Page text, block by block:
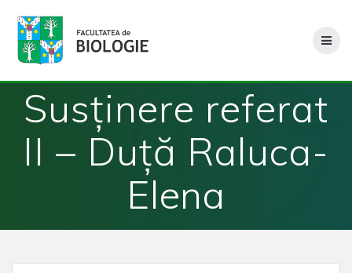
Susținere referat
II – Duță Raluca-
Elena